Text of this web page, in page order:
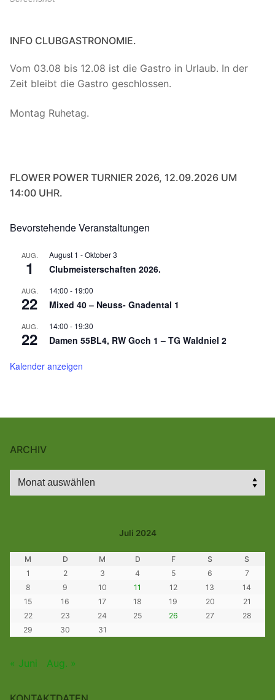
INFO CLUBGASTRONOMIE.
Vom 03.08 bis 12.08 ist die Gastro in Urlaub. In der
Zeit bleibt die Gastro geschlossen.
Montag Ruhetag.
FLOWER POWER TURNIER 2026, 12.09.2026 UM
14:00 UHR.
Bevorstehende Veranstaltungen
AUG.
1
August 1 -Oktober 3
Clubmeisterschaften 2026.
AUG.
22
14:00 - 19:00
Mixed 40 – Neuss- Gnadental 1
AUG.
22
14:00 - 19:30
Damen 55BL4, RW Goch 1 – TG Waldniel 2
Kalender anzeigen
ARCHIV
Archiv
Juli 2024
M D M D F S
S
1
2 3 4 5 6
7
8
9 10 11 12 13
14
15
16 17 18 19 20
21
22
23 24 25 26 27
28
29
30 31
« Juni Aug. »